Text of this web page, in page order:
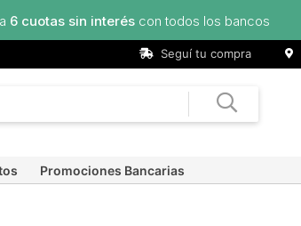
6 cuotas sin interés con todos los bancos
Seguí tu compra
Promociones Bancarias